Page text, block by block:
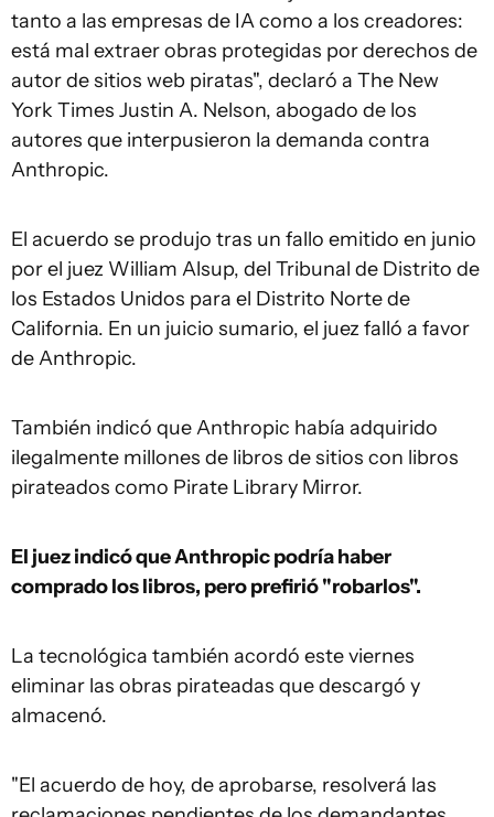
tanto a las empresas de IA como a los creadores:
está mal extraer obras protegidas por derechos de
autor de sitios web piratas", declaró a The New
York Times Justin A. Nelson, abogado de los
autores que interpusieron la demanda contra
Anthropic.
El acuerdo se produjo tras un fallo emitido en junio
por el juez William Alsup, del Tribunal de Distrito de
los Estados Unidos para el Distrito Norte de
California. En un juicio sumario, el juez falló a favor
de Anthropic.
También indicó que Anthropic había adquirido
ilegalmente millones de libros de sitios con libros
pirateados como Pirate Library Mirror.
El juez indicó que Anthropic podría haber
comprado los libros, pero prefirió "robarlos".
La tecnológica también acordó este viernes
eliminar las obras pirateadas que descargó y
almacenó.
"El acuerdo de hoy, de aprobarse, resolverá las